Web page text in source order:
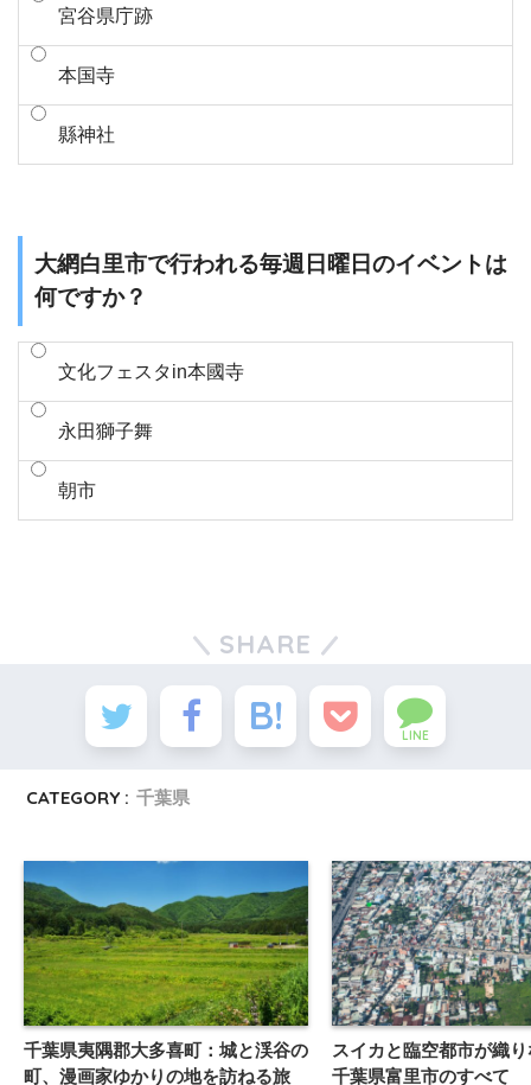
宮谷県庁跡
本国寺
縣神社
大網白里市で行われる毎週日曜日のイベントは
何ですか？
文化フェスタin本國寺
永田獅子舞
朝市
SHARE
LINE
CATEGORY : 千葉県
千葉県夷隅郡大多喜町：城と渓谷の
町、漫画家ゆかりの地を訪ねる旅
スイカと臨空都市が織
千葉県富里市のすべて